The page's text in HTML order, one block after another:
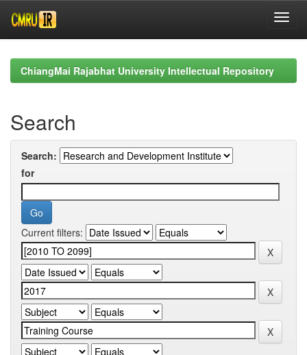
navigationChiangMai Rajabhat University Intellectual Repository
Search
Search:
for
Current filters: